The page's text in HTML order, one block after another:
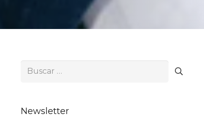
Buscar:
Newsletter